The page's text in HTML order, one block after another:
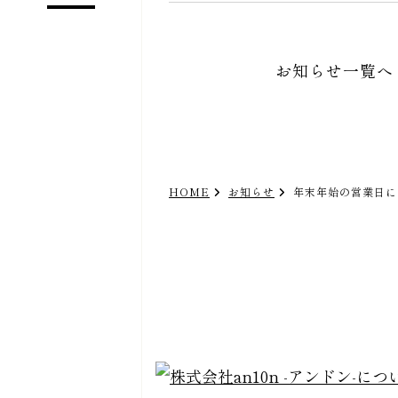
お知らせ一覧へ
HOME お知らせ 年末年始の営業日